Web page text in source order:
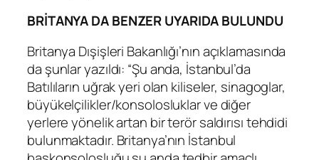
BRİTANYA DA BENZER UYARIDA BULUNDU
Britanya Dışişleri Bakanlığı’nın açıklamasında
da şunlar yazıldı: “Şu anda, İstanbul’da
Batılıların uğrak yeri olan kiliseler, sinagoglar,
büyükelçilikler/konsolosluklar ve diğer
yerlere yönelik artan bir terör saldırısı tehdidi
bulunmaktadır. Britanya’nın İstanbul